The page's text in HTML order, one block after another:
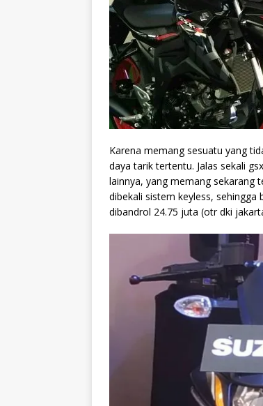
Karena memang sesuatu yang
daya tarik tertentu. Jalas sekali
lainnya, yang memang sekarang
dibekali sistem keyless, sehingga
dibandrol 24.75 juta (otr dki